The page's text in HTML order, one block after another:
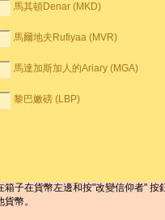
馬其頓Denar (MKD)
馬爾地夫Rufiyaa (MVR)
馬達加斯加人的Ariary (MGA)
黎巴嫩磅 (LBP)
箱子在貨幣左邊和按"改變信仰者" 按
幣。